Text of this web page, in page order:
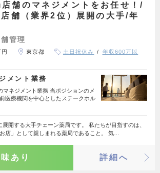
店舗のマネジメントをお任せ！/
舗（業界2位）展開の大手/年
管理
東京都 土日祝休み
年収600万以
メント業務
マネジメント業務 当ポジションのメ
医療機関を中心としたステークホル
展開する大手チェーン薬局です。 私たちが目指すのは、
店」として親しまれる薬局であること。 気…
あり 詳細へ